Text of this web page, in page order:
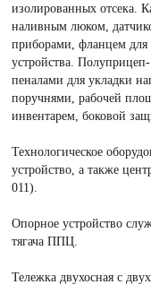
изолированных отсека.
наливным люком,
приборами, фланцем для
устройства.
пеналами для укладки
поручнями, рабочей
инвентарем, боковой
Технологическое
устройство, а также
011).
Опорное устройство
тягача ППЦ.
Тележка двухосная с